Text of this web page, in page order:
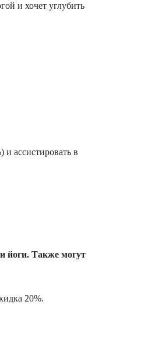
и хочет углубить
и ассистировать в
йоги. Также могут
20%.